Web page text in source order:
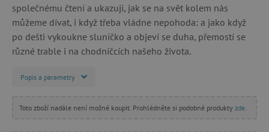
společnému čtení a ukazují, jak se na svět kolem nás
můžeme dívat, i když třeba vládne nepohoda: a jako když
po dešti vykoukne sluníčko a objeví se duha, přemostí se
různé trable i na chodníčcích našeho života.
Popis a parametry
Toto zboží nadále není možné koupit. Prohlédněte si podobné produkty zde